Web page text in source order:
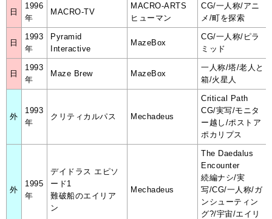
日
1996
年
MACRO-TV
MACRO-ARTS
ヒューマン
CG/一人称/アニ
メ/町を探索
日
1993
年
Pyramid
Interactive
MazeBox
CG/一人称/ピラ
ミッド
日
1993
年
Maze Brew MazeBox
一人称/塔/老人と
箱/火星人
外
1993
年
クリティカルパス Mechadeus
Critical Path
CG/実写/モニタ
ー越し/ポストア
ポカリプス
外
1995
年
デイドラス エピソ
ード1
難破船のエイリア
ン
Mechadeus
The Daedalus
Encounter
続編ナシ/実
写/CG/一人称/ガ
ンシューティン
グ?/宇宙/エイリ